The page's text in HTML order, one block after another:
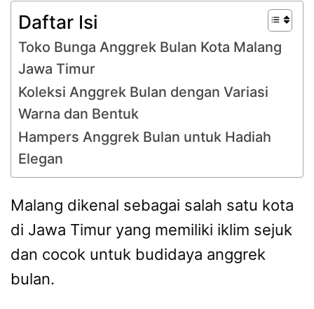
Daftar Isi
Toko Bunga Anggrek Bulan Kota Malang
Jawa Timur
Koleksi Anggrek Bulan dengan Variasi
Warna dan Bentuk
Hampers Anggrek Bulan untuk Hadiah
Elegan
Malang dikenal sebagai salah satu kota
di Jawa Timur yang memiliki iklim sejuk
dan cocok untuk budidaya anggrek
bulan.